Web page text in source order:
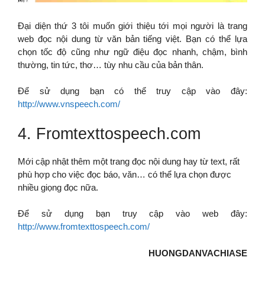
Đại diện thứ 3 tôi muốn giới thiệu tới mọi người là trang
web đọc nội dung từ văn bản tiếng việt. Bạn có thể lựa
chọn tốc độ cũng như ngữ điệu đọc nhanh, chậm, bình
thường, tin tức, thơ… tùy nhu cầu của bản thân.
Để sử dụng bạn có thể truy cập vào đây:
http://www.vnspeech.com/
4. Fromtexttospeech.com
Mới cập nhật thêm một trang đọc nội dung hay từ text, rất
phù hợp cho việc đọc báo, văn… có thể lựa chọn được
nhiều giọng đọc nữa.
Để sử dụng bạn truy cập vào web đây:
http://www.fromtexttospeech.com/
HUONGDANVACHIASE